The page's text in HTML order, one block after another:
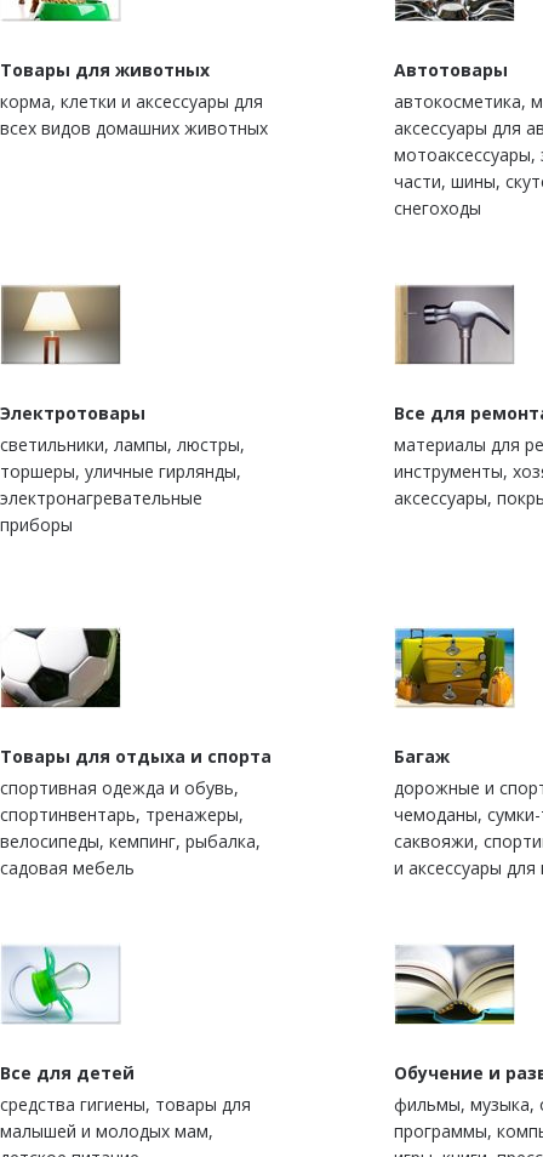
Товары для животных
корма, клетки и аксессуары для
всех видов домашних животных
Автотовары
автокосметика,
аксессуары для
мотоаксессуары,
части, шины,
снегоходы
Электротовары
светильники, лампы, люстры,
торшеры, уличные гирлянды,
электронагревательные
приборы
Все для
материалы для
инструменты,
аксессуары,
Товары для отдыха и спорта
спортивная одежда и обувь,
спортинвентарь, тренажеры,
велосипеды, кемпинг, рыбалка,
садовая мебель
Багаж
дорожные и
чемоданы,
саквояжи,
и аксессуары
Все для детей
средства гигиены, товары для
малышей и молодых мам,
Обучение и
фильмы, музыка,
программы,